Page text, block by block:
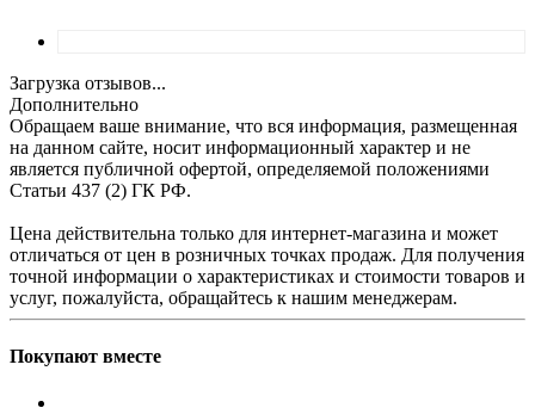
Загрузка отзывов...
Дополнительно
Обращаем ваше внимание, что вся информация, размещенная
на данном сайте, носит информационный характер и не
является публичной офертой, определяемой положениями
Статьи 437 (2) ГК РФ.
Цена действительна только для интернет-магазина и может
отличаться от цен в розничных точках продаж. Для получения
точной информации о характеристиках и стоимости товаров и
услуг, пожалуйста, обращайтесь к нашим менеджерам.
Покупают вместе